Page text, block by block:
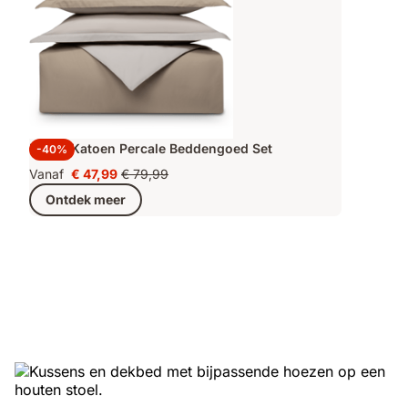
-40%
Emma Katoen Percale Beddengoed Set
Vanaf Prijs
€ 47,99
€ 47,99Oorspronkelijke
prijs
€ 79,99
€ 79,99
Ontdek meer